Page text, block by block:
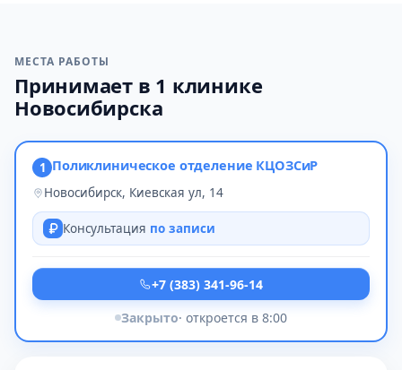
МЕСТА РАБОТЫ
Принимает в 1 клинике
Новосибирска
1 Поликлиническое отделение КЦОЗСиР
Новосибирск, Киевская ул, 14
Консультация по записи
+7 (383) 341-96-14
Закрыто· откроется в 8:00